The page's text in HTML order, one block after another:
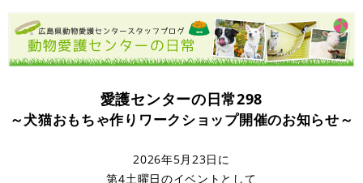
愛護センターの日常298
～犬猫おもちゃ作り ワークショップ開催のお知らせ～
2026年5月23日に
第4土曜日のイベントとして